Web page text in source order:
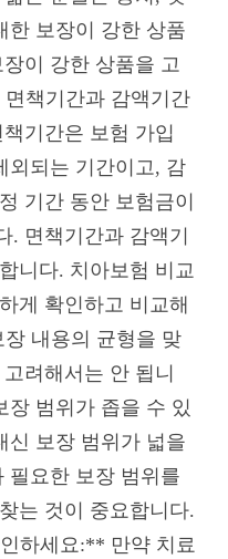
한 보장이 강한 상품
이 강한 상품을 고
책기간과 감액기간
기간은 보험 가입
외되는 기간이고, 감
기간 동안 보험금이
. 면책기간과 감액기
니다. 치아보험 비교
게 확인하고 비교해
내용의 균형을 맞
려해서는 안 됩니
장 범위가 좁을 수 있
신 보장 범위가 넓을
필요한 보장 범위를
는 것이 중요합니다.
하세요:** 만약 치료